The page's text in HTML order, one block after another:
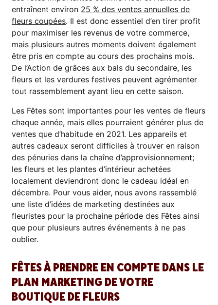
entraînent environ 25 % des ventes annuelles de
fleurs coupées. Il est donc essentiel d’en tirer profit
pour maximiser les revenus de votre commerce,
mais plusieurs autres moments doivent également
être pris en compte au cours des prochains mois.
De l’Action de grâces aux bals du secondaire, les
fleurs et les verdures festives peuvent agrémenter
tout rassemblement ayant lieu en cette saison.
Les Fêtes sont importantes pour les ventes de fleurs
chaque année, mais elles pourraient générer plus de
ventes que d’habitude en 2021. Les appareils et
autres cadeaux seront difficiles à trouver en raison
des pénuries dans la chaîne d’approvisionnement;
les fleurs et les plantes d’intérieur achetées
localement deviendront donc le cadeau idéal en
décembre. Pour vous aider, nous avons rassemblé
une liste d’idées de marketing destinées aux
fleuristes pour la prochaine période des Fêtes ainsi
que pour plusieurs autres événements à ne pas
oublier.
FÊTES À PRENDRE EN COMPTE DANS LE
PLAN MARKETING DE VOTRE
BOUTIQUE DE FLEURS